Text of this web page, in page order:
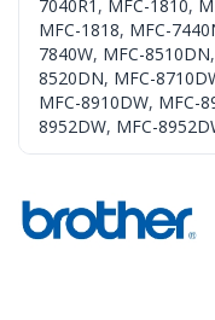
7040R1 , MFC-1810,
MFC-1818, MFC-
7840W, MFC-8510DN,
8520DN, MFC-
MFC-8910DW, MFC-
8952DW, MFC-